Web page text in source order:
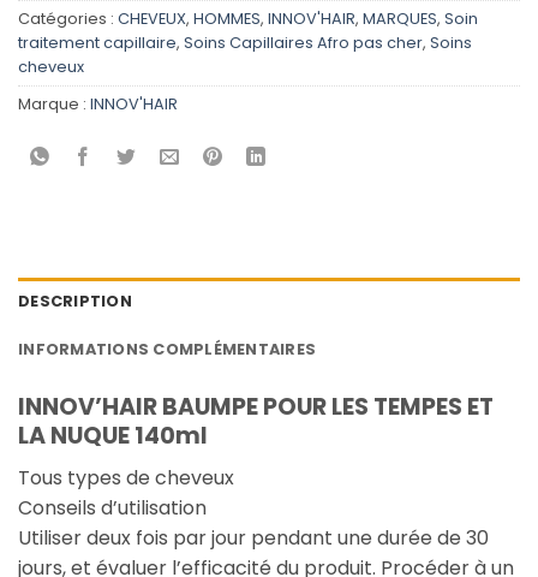
Catégories : CHEVEUX, HOMMES, INNOV'HAIR, MARQUES, Soin
traitement capillaire, Soins Capillaires Afro pas cher, Soins
cheveux
Marque : INNOV'HAIR
DESCRIPTION
INFORMATIONS COMPLÉMENTAIRES
INNOV’HAIR BAUMPE POUR LES TEMPES ET
LA NUQUE 140ml
Tous types de cheveux
Conseils d’utilisation
Utiliser deux fois par jour pendant une durée de 30
jours, et évaluer l’efficacité du produit. Procéder à un